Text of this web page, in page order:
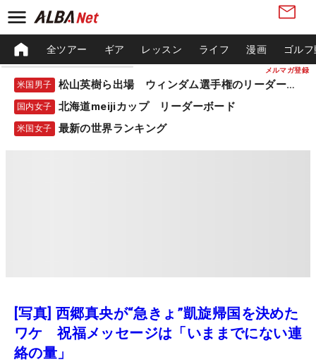
メルマガ登録
全ツアー ギア レッスン ライフ 漫画 ゴル
米国男子 松山英樹ら出場 ウィンダム選手権のリーダーボード
国内女子 北海道meijiカップ リーダーボード
米国女子 最新の世界ランキング
[写真] 西郷真央が“急きょ”凱旋帰国を決めた
ワケ 祝福メッセージは「いままでにない連
絡の量」